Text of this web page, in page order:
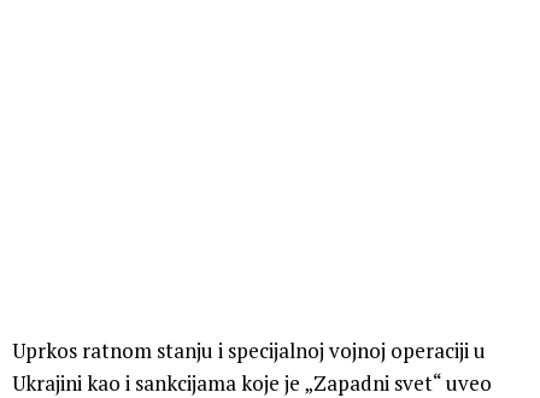
Uprkos ratnom stanju i specijalnoj vojnoj operaciji u
Ukrajini kao i sankcijama koje je „Zapadni svet“ uveo